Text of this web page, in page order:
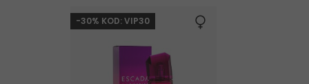
-30% KOD: VIP30